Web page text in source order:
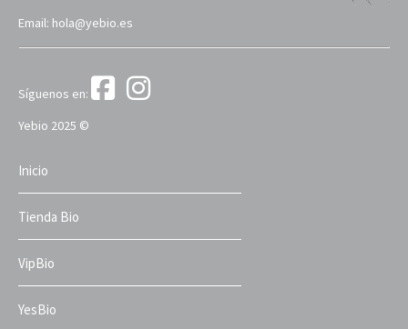
Email: hola@yebio.es
Síguenos en:
Yebio 2025 ©
Inicio
Tienda Bio
VipBio
YesBio